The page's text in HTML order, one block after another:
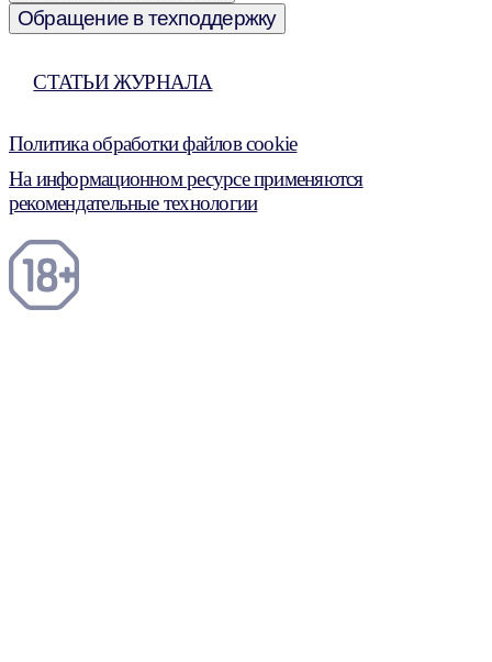
Обращение в техподдержку
СТАТЬИ ЖУРНАЛА
Политика обработки файлов cookie
На информационном ресурсе применяются
рекомендательные технологии